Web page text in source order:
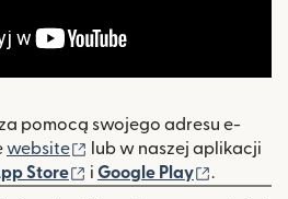
pomocą swojego adresu e-
website (otwiera się w nowym
lub w naszej aplikacji
Store (otwiera się w nowym
i Google Play .